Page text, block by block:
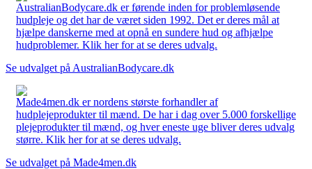
AustralianBodycare.dk er førende inden for problemløsende
hudpleje og det har de været siden 1992. Det er deres mål at
hjælpe danskerne med at opnå en sundere hud og afhjælpe
hudproblemer. Klik her for at se deres udvalg.
Se udvalget på AustralianBodycare.dk
Made4men.dk er nordens største forhandler af
hudplejeprodukter til mænd. De har i dag over 5.000 forskellige
plejeprodukter til mænd, og hver eneste uge bliver deres udvalg
større. Klik her for at se deres udvalg.
Se udvalget på Made4men.dk